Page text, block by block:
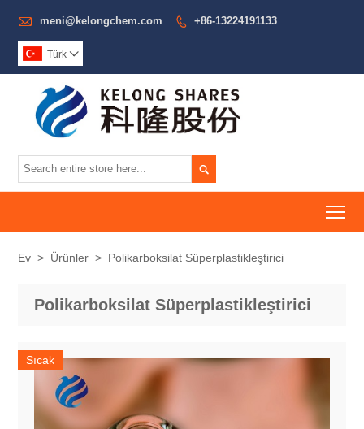
 meni@kelongchem.com  +86-13224191133
Türk 

Ev > Ürünler > Polikarboksilat Süperplastikleştirici
Polikarboksilat Süperplastikleştirici
Sıcak